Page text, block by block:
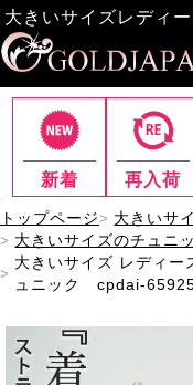
大きいサイズレディ
新着 再入荷
トップページ
大きいサ
大きいサイズのチュニ
大きいサイズ レディー
ュニック cpdai-